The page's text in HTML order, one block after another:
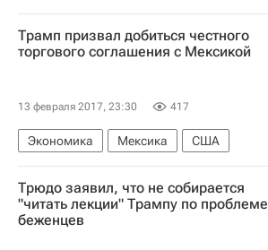
Трамп призвал добиться честного
торгового соглашения с Мексикой
13 февраля 2017, 23:30 417
Экономика Мексика
США
Дональд Трамп
Трюдо заявил, что не собирается
"читать лекции" Трампу по проблеме
беженцев